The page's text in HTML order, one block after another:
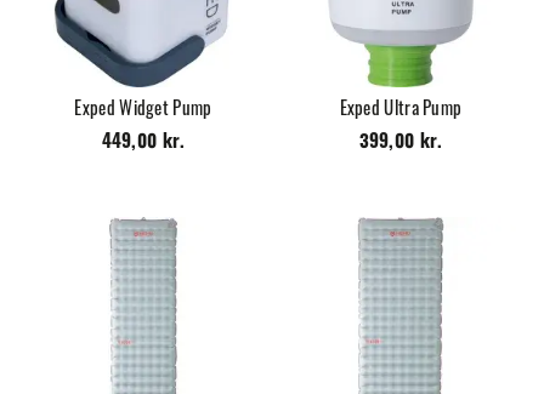
Exped Widget Pump
449,00 kr.
Exped Ultra Pump
399,00 kr.